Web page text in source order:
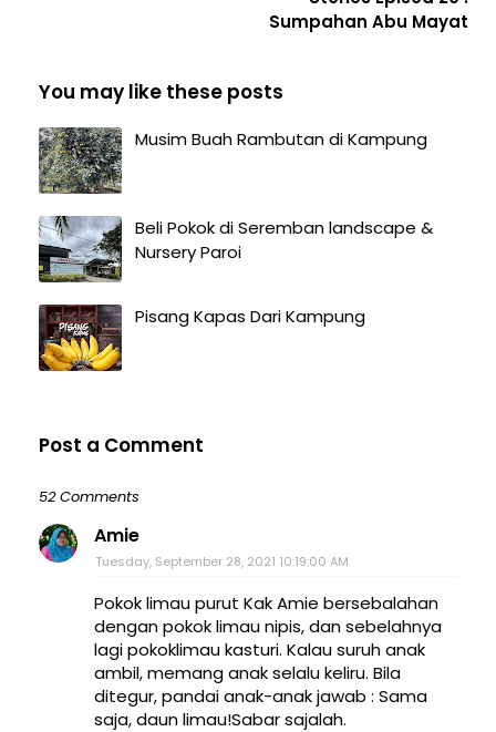
Sumpahan Abu Mayat
You may like these posts
Musim Buah Rambutan di Kampung
Beli Pokok di Seremban landscape &
Nursery Paroi
Pisang Kapas Dari Kampung
Post a Comment
52 Comments
Amie
Tuesday, September 28, 2021 10:19:00 AM
Pokok limau purut Kak Amie bersebalahan
dengan pokok limau nipis, dan sebelahnya
lagi pokoklimau kasturi. Kalau suruh anak
ambil, memang anak selalu keliru. Bila
ditegur, pandai anak-anak jawab : Sama
saja, daun limau!Sabar sajalah.